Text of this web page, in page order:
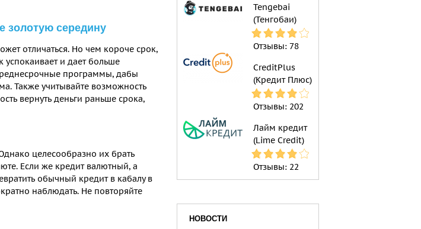
золотую середину
отличаться. Но чем короче срок,
и дает больше
программы, дабы
Также учитывайте возможность
вернуть деньги раньше срока,
целесообразно их брать
Если же кредит валютный, а
обычный кредит в кабалу в
наблюдать. Не повторяйте
Tengebai
(Тенгобаи)
Отзывы: 78
CreditPlus
(Кредит Плюс)
Отзывы: 202
Лайм кредит
(Lime Credit)
Отзывы: 22
НОВОСТИ